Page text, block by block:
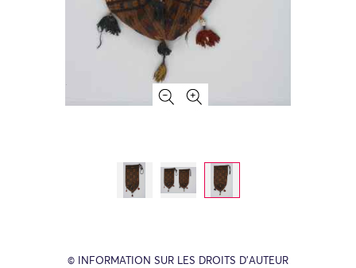
© INFORMATION SUR LES DROITS D’AUTEUR